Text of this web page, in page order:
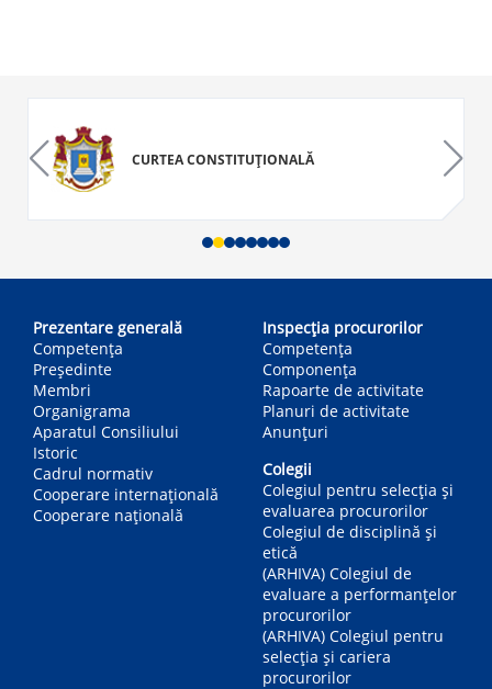
CURTEA CONSTITUȚIONALĂ
navigation
Prezentare generală
Competența
Președinte
Membri
Organigrama
Aparatul Consiliului
Istoric
Cadrul normativ
Cooperare internațională
Cooperare națională
Inspecția procurorilor
Competenţa
Componența
Rapoarte de activitate
Planuri de activitate
Anunțuri
Colegii
Colegiul pentru selecția și
evaluarea procurorilor
Colegiul de disciplină și
etică
(ARHIVA) Colegiul de
evaluare a performanțelor
procurorilor
(ARHIVA) Colegiul pentru
selecția și cariera
procurorilor